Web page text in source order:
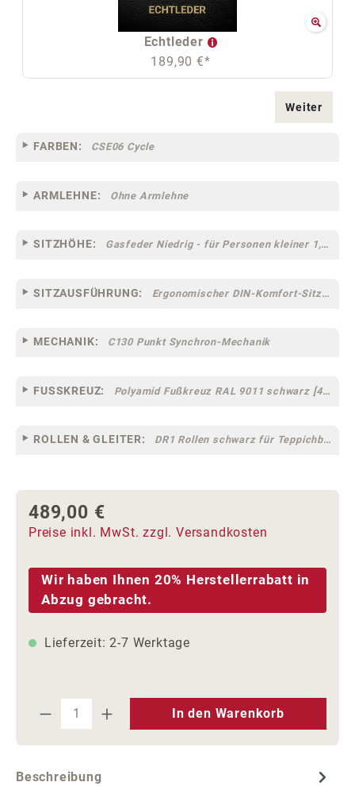
Echtleder
189,90 €*
Weiter
FARBEN: CSE06 Cycle
ARMLEHNE: Ohne Armlehne
SITZHÖHE: Gasfeder Niedrig - für Personen kleiner 1,60 m
SITZAUSFÜHRUNG: Ergonomischer DIN-Komfort-Sitz [75]
MECHANIK: C130 Punkt Synchron-Mechanik
FUSSKREUZ: Polyamid Fußkreuz RAL 9011 schwarz [44]
ROLLEN & GLEITER: DR1 Rollen schwarz für Teppichböden [10]
Regulärer Preis:
489,00 €
Preise inkl. MwSt. zzgl. Versandkosten
Wir haben Ihnen 20% Herstellerrabatt in
Abzug gebracht.
Lieferzeit: 2-7 Werktage
Produkt Anzahl: Gib den
In den Warenkorb
Beschreibung